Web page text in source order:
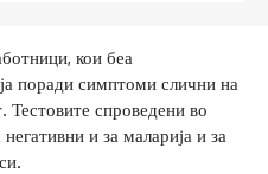
кои беа
поради симптоми слични на
Тестовите спроведени во
и за маларија и за